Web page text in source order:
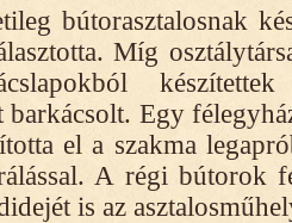
bútorasztalosnak
Míg
barkácsolt. Egy
el a szakma
A régi bútorok
is az